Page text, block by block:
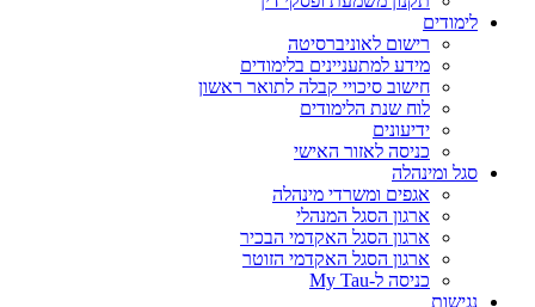
לימודים
רישום לאוניברסיטה
מידע למתעניינים בלימודים
חישוב סיכויי קבלה לתואר ראשון
לוח שנת הלימודים
ידיעונים
כניסה לאזור האישי
סגל ומינהלה
אגפים ומשרדי מינהלה
ארגון הסגל המנהלי
ארגון הסגל האקדמי הבכיר
ארגון הסגל האקדמי הזוטר
כניסה ל-My Tau
נגישות